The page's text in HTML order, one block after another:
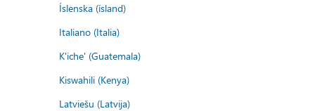
Íslenska (ísland)
Italiano (Italia)
K'iche' (Guatemala)
Kiswahili (Kenya)
Latviešu (Latvija)